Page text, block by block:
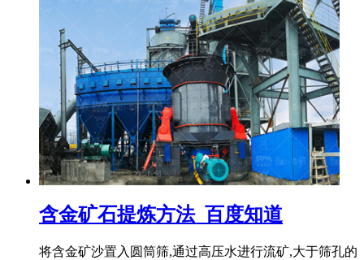
含金矿石提炼方法_百度知道
将含金矿沙置入圆筒筛,通过高压水进行流矿,大于筛孔的